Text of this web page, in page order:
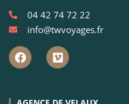
04 42 74 72 22
info@twvoyages.fr